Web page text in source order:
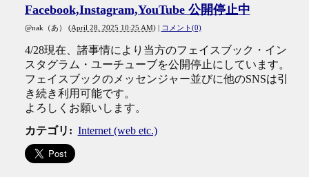
Facebook,Instagram,YouTube 公開停止中
@nak（あ） (April 28, 2025 10:25 AM) | コメント(0)
4/28現在、諸事情により当方のフェイスブック・イン
スタグラム・ユーチューブを公開停止にしています。
フェイスブックのメッセンジャー並びに他のSNSは引
き続き利用可能です。
よろしくお願いします。
カテゴリ : Internet (web etc.)